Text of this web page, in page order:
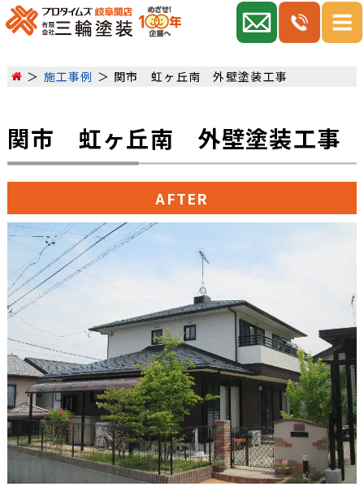
施工事例 関市 虹ヶ丘南 外壁塗装工事
関市 虹ヶ丘南 外壁塗装工事
AFTER